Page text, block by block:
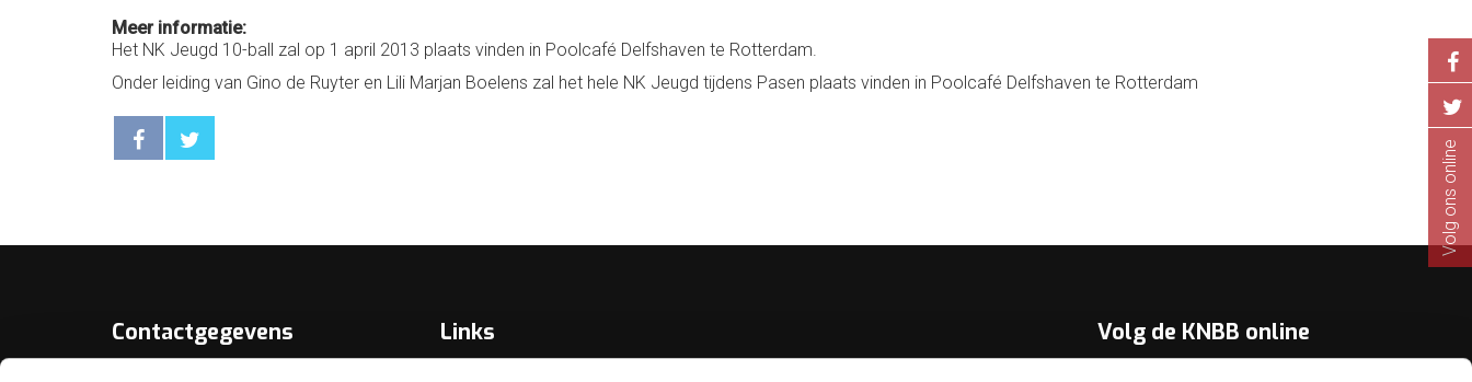
Meer informatie:
Het NK Jeugd 10-ball zal op 1 april 2013 plaats vinden in Poolcafé Delfshaven te Rotterdam.
Onder leiding van Gino de Ruyter en Lili Marjan Boelens zal het hele NK Jeugd tijdens Pasen plaats vinden in Poolcafé Delfshaven te Rotterdam
Volg ons online
Contactgegevens Links Volg de KNBB online